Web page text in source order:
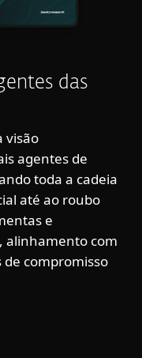
das
visão
agentes de
toda a cadeia
até ao roubo
e
alinhamento com
de compromisso